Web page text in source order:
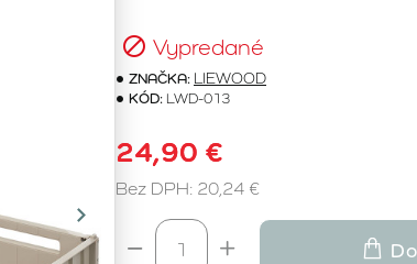
Vypredané
ZNAČKA: LIEWOOD
KÓD: LWD-013
24,90 €
Bez DPH: 20,24 €